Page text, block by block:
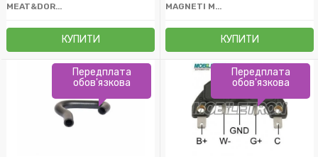
MEAT&DORIA
КУПИТИ
MAGNETI MARELLI
КУПИТИ
Передплата
обов'язкова
Передплата
обов'язкова